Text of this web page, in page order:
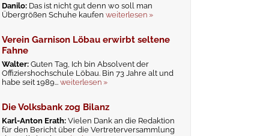
Danilo: Das ist nicht gut denn wo soll man
Übergrößen Schuhe kaufenweiterlesen »
Verein Garnison Löbau erwirbt seltene
Fahne
Walter:Guten Tag, Ich bin Absolvent der
Offiziershochschule Löbau. Bin 73 Jahre alt und
habe seit 1989...weiterlesen »
Die Volksbank zog Bilanz
Karl-Anton Erath:Vielen Dank an die Redaktion
für den Bericht über die Vertreterversammlung